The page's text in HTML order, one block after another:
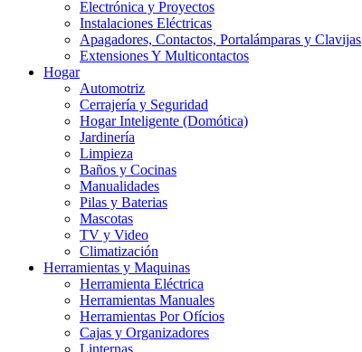
Electrónica y Proyectos
Instalaciones Eléctricas
Apagadores, Contactos, Portalámparas y Clavijas
Extensiones Y Multicontactos
Hogar
Automotriz
Cerrajería y Seguridad
Hogar Inteligente (Domótica)
Jardinería
Limpieza
Baños y Cocinas
Manualidades
Pilas y Baterias
Mascotas
TV y Video
Climatización
Herramientas y Maquinas
Herramienta Eléctrica
Herramientas Manuales
Herramientas Por Ofícios
Cajas y Organizadores
Linternas